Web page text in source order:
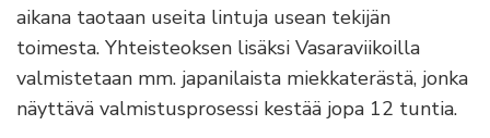
aikana taotaan useita lintuja usean tekijän
toimesta. Yhteisteoksen lisäksi Vasaraviikoilla
valmistetaan mm. japanilaista miekkaterästä, jonka
näyttävä valmistusprosessi kestää jopa 12 tuntia.